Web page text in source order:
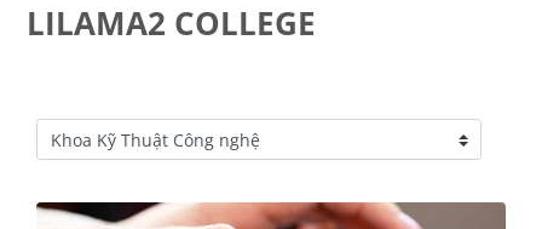
LILAMA2 COLLEGE
Course categories